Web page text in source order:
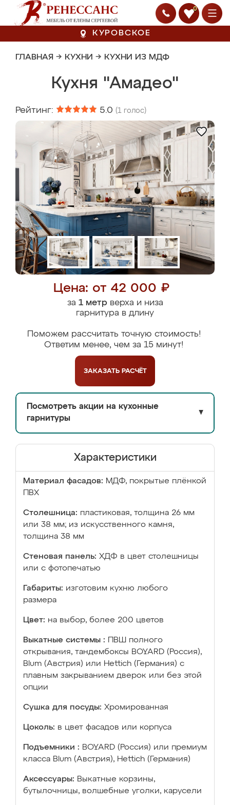
0
КУРОВСКОЕ
ГЛАВНАЯ → КУХНИ → КУХНИ ИЗ МДФ
Кухня "Амадео"
Рейтинг: 5.0 (1 голос)
Цена: от 42 000 ₽
за 1 метрверха и низа
гарнитура в длину
Поможем рассчитать точную стоимость!
Ответим менее, чем за 15 минут!
ЗАКАЗАТЬ РАСЧЁТ
Посмотреть акции на кухонные
гарнитуры
▼
Характеристики
Материал фасадов: МДФ, покрытые плёнкой
ПВХ
Столешница: пластиковая, толщина 26 мм
или 38 мм; из искусственного камня,
толщина 38 мм
Стеновая панель: ХДФ в цвет столешницы
или с фотопечатью
Габариты: изготовим кухню любого
размера
Цвет: на выбор, более 200 цветов
Выкатные системы :
ПВШ полного
открывания, тандембоксы BOYARD (Россия),
Blum (Австрия) или Hettich (Германия) с
плавным закрыванием дверок или без этой
опции
Сушка для посуды: Хромированная
Цоколь: в цвет фасадов или корпуса
Подъемники : BOYARD (Россия) или премиум
класса Blum (Австрия), Hettich (Германия)
Аксессуары: Выкатные корзины,
бутылочницы, волшебные уголки, карусели